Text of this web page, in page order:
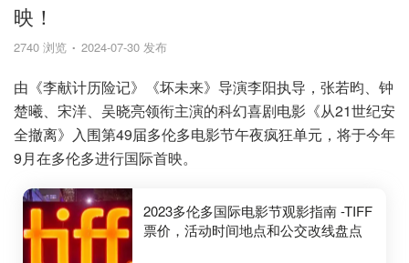
映！
2740 浏览 2024-07-30 发布
由《李献计历险记》《坏未来》导演李阳执导，张若昀、钟
楚曦、宋洋、吴晓亮领衔主演的科幻喜剧电影《从21世纪安
全撤离》入围第49届多伦多电影节午夜疯狂单元，将于今年
9月在多伦多进行国际首映。
2023多伦多国际电影节观影指南 -TIFF
票价，活动时间地点和公交改线盘点